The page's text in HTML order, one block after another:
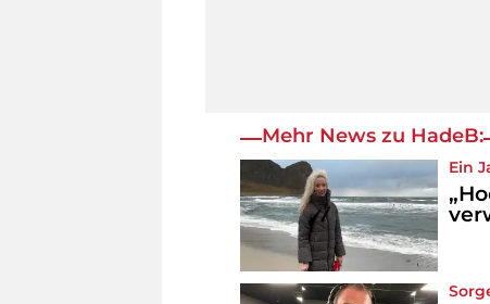
Mehr News zu HadeB:
Ein